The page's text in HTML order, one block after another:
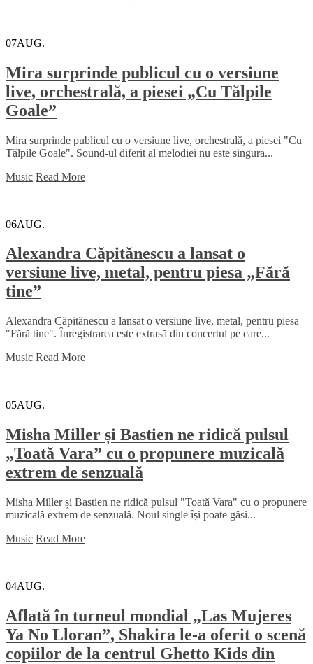
07AUG.
Mira surprinde publicul cu o versiune
live, orchestrală, a piesei „Cu Tălpile
Goale”
Mira surprinde publicul cu o versiune live, orchestrală, a piesei "Cu
Tălpile Goale". Sound-ul diferit al melodiei nu este singura...
Music Read More
06AUG.
Alexandra Căpitănescu a lansat o
versiune live, metal, pentru piesa „Fără
tine”
Alexandra Căpitănescu a lansat o versiune live, metal, pentru piesa
"Fără tine". Înregistrarea este extrasă din concertul pe care...
Music Read More
05AUG.
Misha Miller și Bastien ne ridică pulsul
„Toată Vara” cu o propunere muzicală
extrem de senzuală
Misha Miller și Bastien ne ridică pulsul "Toată Vara" cu o propunere
muzicală extrem de senzuală. Noul single își poate găsi...
Music Read More
04AUG.
Aflată în turneul mondial „Las Mujeres
Ya No Lloran”, Shakira le-a oferit o scenă
copiilor de la centrul Ghetto Kids din